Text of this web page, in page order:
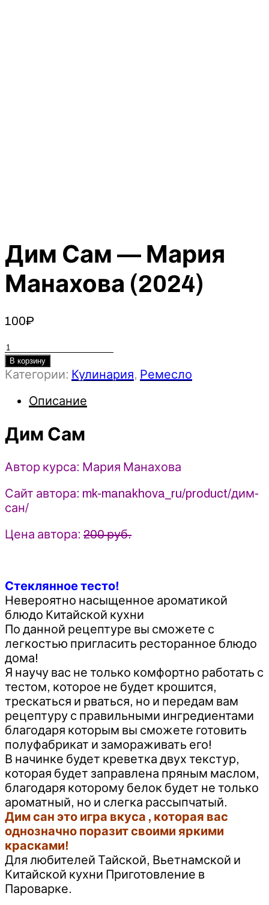
Дим Сам — Мария
Манахова (2024)
100₽
Количество
товара
Дим
Манахова
(2024)
В корзину
Категории: Кулинария, Ремесло
Описание
Дим Сам
Автор курса: Мария Манахова
Сайт автора: mk-manakhova_ru/product/дим-
сан/
Цена автора: 200 руб.
Стеклянное тесто!
Невероятно насыщенное ароматикой
блюдо Китайской кухни
По данной рецептуре вы сможете с
легкостью пригласить ресторанное блюдо
дома!
Я научу вас не только комфортно работать с
тестом, которое не будет крошится,
трескаться и рваться, но и передам вам
рецептуру с правильными ингредиентами
благодаря которым вы сможете готовить
полуфабрикат и замораживать его!
В начинке будет креветка двух текстур,
которая будет заправлена пряным маслом,
благодаря которому белок будет не только
ароматный, но и слегка рассыпчатый.
Дим сан это игра вкуса , которая вас
однозначно поразит своими яркими
красками!
Для любителей Тайской, Вьетнамской и
Китайской кухни Приготовление в
Пароварке.